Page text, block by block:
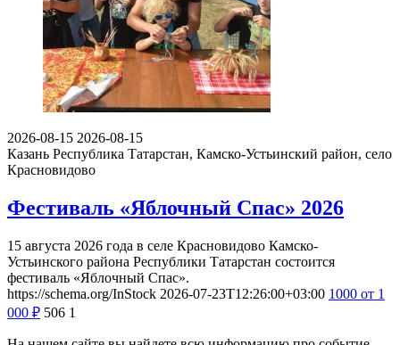
2026-08-15 2026-08-15
Казань Республика Татарстан, Камско-Устьинский район, село
Красновидово
Фестиваль «Яблочный Спас» 2026
15 августа 2026 года в селе Красновидово Камско-
Устьинского района Республики Татарстан состоится
фестиваль «Яблочный Спас».
https://schema.org/InStock 2026-07-23T12:26:00+03:00 1000 от 1
000 ₽ 506 1